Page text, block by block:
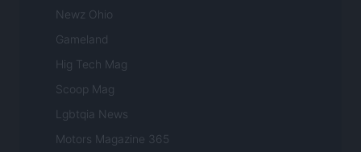
Newz Ohio
Gameland
Hig Tech Mag
Scoop Mag
Lgbtqia News
Motors Magazine 365